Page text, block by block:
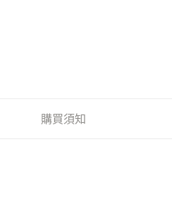
購買須知